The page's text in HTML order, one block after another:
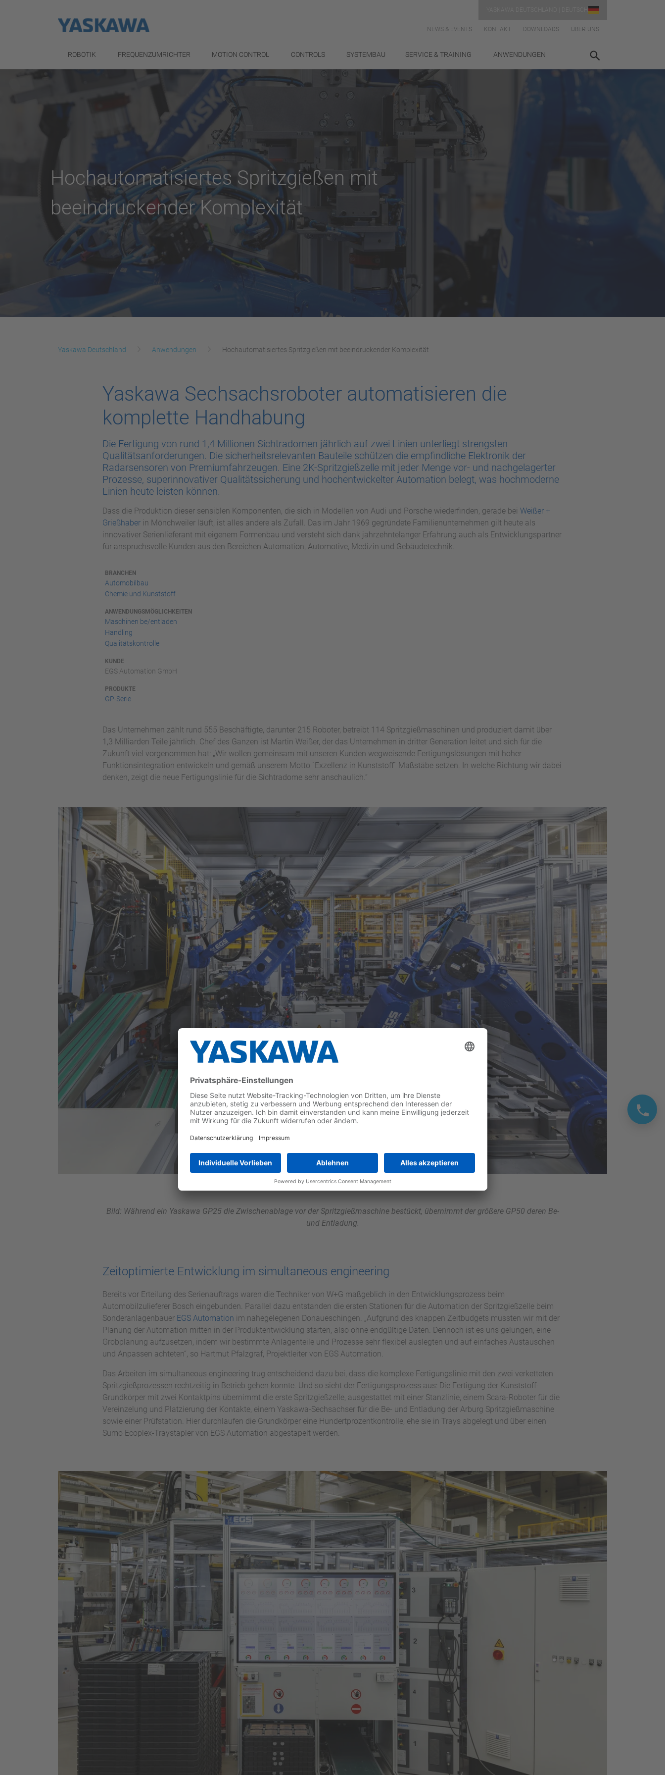
NEWS & EVENTS KONTAKT DOWNLOADS ÜBER UNS
ROBOTIK FREQUENZUMRICHTER MOTION CONTROL CONTROLS SYSTEMBAU SERVICE & TRAINING ANWENDUNGEN
Hochautomatisiertes Spritzgießen mit
beeindruckender Komplexität
Yaskawa Deutschland Anwendungen Hochautomatisiertes Spritzgießen mit beeindruckender Komplexität
Yaskawa Sechsachsroboter automatisieren die
komplette Handhabung
Die Fertigung von rund 1,4 Millionen Sichtradomen jährlich auf zwei Linien unterliegt strengsten
Qualitätsanforderungen. Die sicherheitsrelevanten Bauteile schützen die empfindliche Elektronik der
Radarsensoren von Premiumfahrzeugen. Eine 2K-Spritzgießzelle mit jeder Menge vor- und nachgelagerter
Prozesse, superinnovativer Qualitätssicherung und hochentwickelter Automation belegt, was hochmoderne
Linien heute leisten können.
Dass die Produktion dieser sensiblen Komponenten, die sich in Modellen von Audi und Porsche wiederfinden, gerade bei Weißer +
Grießhaberin Mönchweiler läuft, ist alles andere als Zufall. Das im Jahr 1969 gegründete Familienunternehmen gilt heute als
innovativer Serienlieferant mit eigenem Formenbau und versteht sich dank jahrzehntelanger Erfahrung auch als Entwicklungspartner
für anspruchsvolle Kunden aus den Bereichen Automation, Automotive, Medizin und Gebäudetechnik.
BRANCHEN
Automobilbau
Chemie und Kunststoff
ANWENDUNGSMÖGLICHKEITEN
Maschinen be/entladen
Handling
Qualitätskontrolle
KUNDE
EGS Automation GmbH
PRODUKTE
GP-Serie
Das Unternehmen zählt rund 555 Beschäftigte, darunter 215 Roboter, betreibt 114 Spritzgießmaschinen und produziert damit über
1,3 Milliarden Teile jährlich. Chef des Ganzen ist Martin Weißer, der das Unternehmen in dritter Generation leitet und sich für die
Zukunft viel vorgenommen hat: „Wir wollen gemeinsam mit unseren Kunden wegweisende Fertigungslösungen mit hoher
Funktionsintegration entwickeln und gemäß unserem Motto `Exzellenz in Kunststoff` Maßstäbe setzen. In welche Richtung wir dabei
denken, zeigt die neue Fertigungslinie für die Sichtradome sehr anschaulich.“
Bild: Während ein Yaskawa GP25 die Zwischenablage vor der Spritzgießmaschine bestückt, übernimmt der größere GP50 deren Be-
und Entladung.
Zeitoptimierte Entwicklung im simultaneous engineering
Bereits vor Erteilung des Serienauftrags waren die Techniker von W+G maßgeblich in den Entwicklungsprozess beim
Automobilzulieferer Bosch eingebunden. Parallel dazu entstanden die ersten Stationen für die Automation der Spritzgießzelle beim
Sonderanlagenbauer EGS Automation im nahegelegenen Donaueschingen. „Aufgrund des knappen Zeitbudgets mussten wir mit der
Planung der Automation mitten in der Produktentwicklung starten, also ohne endgültige Daten. Dennoch ist es uns gelungen, eine
Grobplanung aufzusetzen, indem wir bestimmte Anlagenteile und Prozesse sehr flexibel auslegten und auf einfaches Austauschen
und Anpassen achteten“, so Hartmut Pfalzgraf, Projektleiter von EGS Automation.
Das Arbeiten im simultaneous engineering trug entscheidend dazu bei, dass die komplexe Fertigungslinie mit den zwei verketteten
Spritzgießprozessen rechtzeitig in Betrieb gehen konnte. Und so sieht der Fertigungsprozess aus: Die Fertigung der Kunststoff-
Grundkörper mit zwei Kontaktpins übernimmt die erste Spritzgießzelle, ausgestattet mit einer Stanzlinie, einem Scara-Roboter für die
Vereinzelung und Platzierung der Kontakte, einem Yaskawa-Sechsachser für die Be- und Entladung der Arburg Spritzgießmaschine
sowie einer Prüfstation. Hier durchlaufen die Grundkörper eine Hundertprozentkontrolle, ehe sie in Trays abgelegt und über einen
Sumo Ecoplex-Traystapler von EGS Automation abgestapelt werden.